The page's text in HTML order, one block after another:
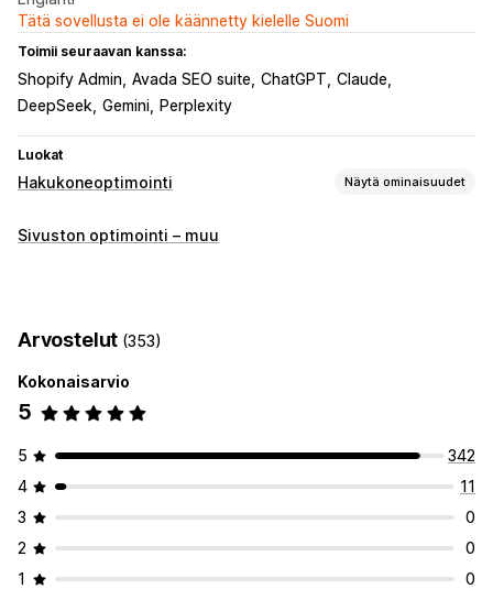
Tätä sovellusta ei ole käännetty kielelle Suomi
Toimii seuraavan kanssa:
Shopify Admin Avada SEO suite ChatGPT Claude
DeepSeek Gemini Perplexity
Luokat
Hakukoneoptimointi Näytä ominaisuudet
Hakuoptimointityökalut
Tehokkuuden valvonta
Sivuston optimointi – muu
Arvostelut (353)
Kokonaisarvio
5
5
342
4
11
3
0
2
0
1
0